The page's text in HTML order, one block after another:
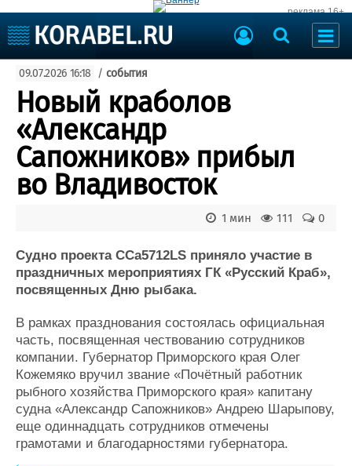
реклама 16+
Судоходство
Судоремонт
События
Пресс-релизы
Порты
Рыболовство
ВМФ
Образование
Яхты и катера
Еще
Пульс
Новости
Компании
Работа
Крюинг
Журнал
Реклама
Доска объявлений
Продажа флота
Оборудование
Материалы
Услуги
Конференции
Выставки и семинары
Флот
Галерея флота
09.07.2026 16:18 / события
Новый краболов
«Александр
Сапожников» прибыл
во Владивосток
0
111
1 мин
Судно проекта CCa5712LS приняло участие в
праздничных мероприятиях ГК «Русский Краб»,
посвященных Дню рыбака.
В рамках празднования состоялась официальная
часть, посвященная чествованию сотрудников
компании. Губернатор Приморского края Олег
Кожемяко вручил звание «Почётный работник
рыбного хозяйства Приморского края» капитану
судна «Александр Сапожников» Андрею Шарыпову,
еще одиннадцать сотрудников отмечены
грамотами и благодарностями губернатора.